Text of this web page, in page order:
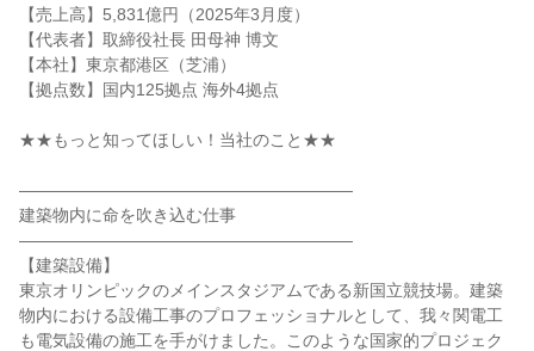
【売上高】5,831億円（2025年3月度）
【代表者】取締役社長 田母神 博文
【本社】東京都港区（芝浦）
【拠点数】国内125拠点 海外4拠点
★★もっと知ってほしい！当社のこと★★
――――――――――――――――――――
建築物内に命を吹き込む仕事
――――――――――――――――――――
【建築設備】
東京オリンピックのメインスタジアムである新国立競技場。建築
物内における設備工事のプロフェッショナルとして、我々関電工
も電気設備の施工を手がけました。このような国家的プロジェク